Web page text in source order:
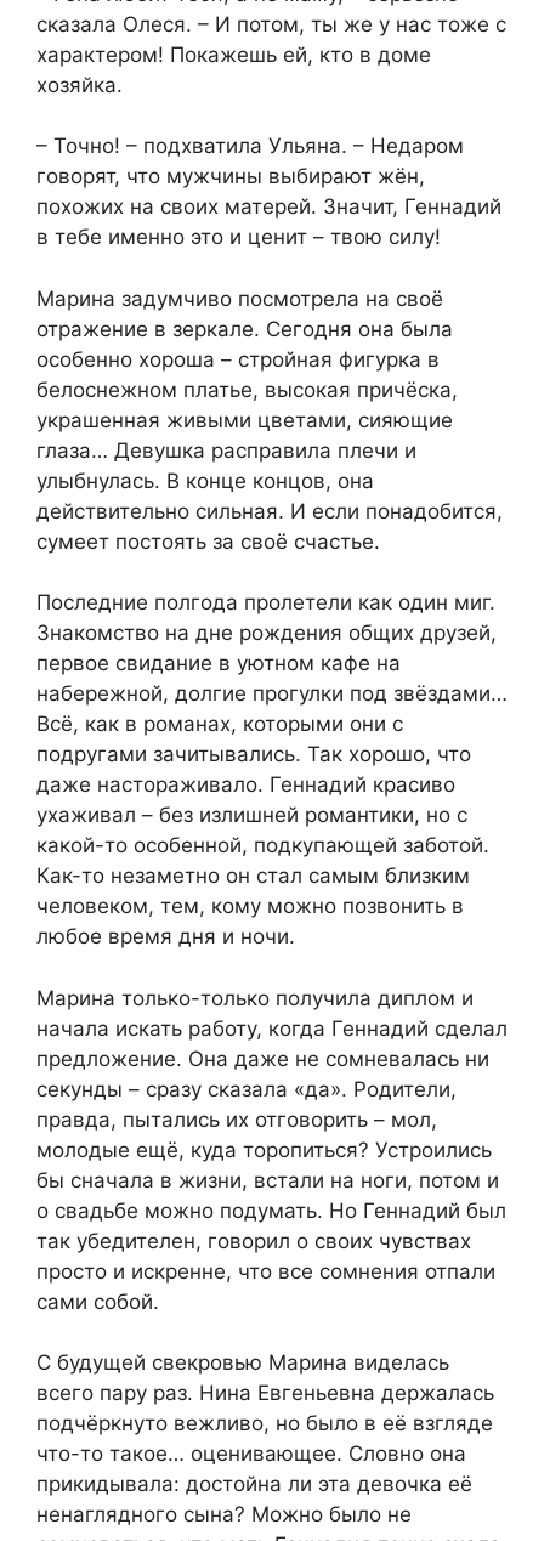
сказала Олеся. – И потом, ты же у нас тоже с
характером! Покажешь ей, кто в доме
хозяйка.
– Точно! – подхватила Ульяна. – Недаром
говорят, что мужчины выбирают жён,
похожих на своих матерей. Значит, Геннадий
в тебе именно это и ценит – твою силу!
Марина задумчиво посмотрела на своё
отражение в зеркале. Сегодня она была
особенно хороша – стройная фигурка в
белоснежном платье, высокая причёска,
украшенная живыми цветами, сияющие
глаза… Девушка расправила плечи и
улыбнулась. В конце концов, она
действительно сильная. И если понадобится,
сумеет постоять за своё счастье.
Последние полгода пролетели как один миг.
Знакомство на дне рождения общих друзей,
первое свидание в уютном кафе на
набережной, долгие прогулки под звёздами…
Всё, как в романах, которыми они с
подругами зачитывались. Так хорошо, что
даже настораживало. Геннадий красиво
ухаживал – без излишней романтики, но с
какой-то особенной, подкупающей заботой.
Как-то незаметно он стал самым близким
человеком, тем, кому можно позвонить в
любое время дня и ночи.
Марина только-только получила диплом и
начала искать работу, когда Геннадий сделал
предложение. Она даже не сомневалась ни
секунды – сразу сказала «да». Родители,
правда, пытались их отговорить – мол,
молодые ещё, куда торопиться? Устроились
бы сначала в жизни, встали на ноги, потом и
о свадьбе можно подумать. Но Геннадий был
так убедителен, говорил о своих чувствах
просто и искренне, что все сомнения отпали
сами собой.
С будущей свекровью Марина виделась
всего пару раз. Нина Евгеньевна держалась
подчёркнуто вежливо, но было в её взгляде
что-то такое… оценивающее. Словно она
прикидывала: достойна ли эта девочка её
ненаглядного сына? Можно было не